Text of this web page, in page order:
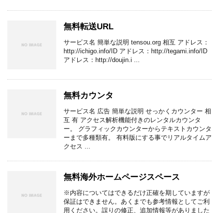
無料転送URL
サービス名 簡単な説明 tensou.org 相互 アドレス：
http://ichigo.info/ID アドレス：http://tegami.info/ID
アドレス：http://doujin.i ...
無料カウンタ
サービス名 広告 簡単な説明 せっかくカウンター 相
互 有 アクセス解析機能付きのレンタルカウンタ
ー。 グラフィックカウンターからテキストカウンタ
ーまで多種類有。 有料版にする事でリアルタイムア
クセス ...
無料海外ホームページスペース
※内容についてはできるだけ正確を期していますが
保証はできません。あくまでも参考情報としてご利
用ください。誤りの修正、追加情報等がありました